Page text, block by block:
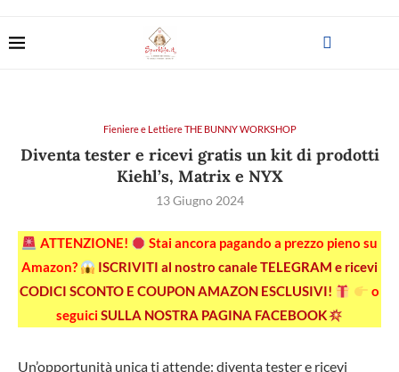
Fieniere e Lettiere THE BUNNY WORKSHOP
Diventa tester e ricevi gratis un kit di prodotti
Kiehl’s, Matrix e NYX
13 Giugno 2024
ATTENZIONE!
Stai ancora pagando a prezzo pieno su
Amazon?
ISCRIVITI al nostro canale TELEGRAM e ricevi
CODICI SCONTO E COUPON AMAZON ESCLUSIVI!
o
seguiciSULLA NOSTRA PAGINA FACEBOOK
Un’opportunità unica ti attende: diventa tester e ricevi